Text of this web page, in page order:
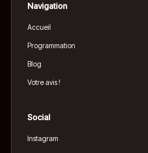
Navigation
Accueil
Programmation
Blog
Votre avis !
Social
Instagram